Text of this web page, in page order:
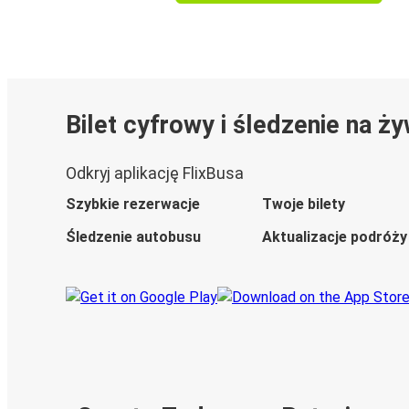
Bilet cyfrowy i śledzenie na
Odkryj aplikację FlixBusa
Szybkie rezerwacje
Twoje bilety
Śledzenie autobusu
Aktualizacje podróży